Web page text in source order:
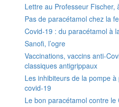
Lettre au Professeur Fischer,
Pas de paracétamol chez la
Covid-19 : du paracétamol à
Sanofi, l’ogre
Vaccinations, vaccins anti-
classiques antigrippaux
Les inhibiteurs de la pompe
covid-19
Le bon paracétamol contre le